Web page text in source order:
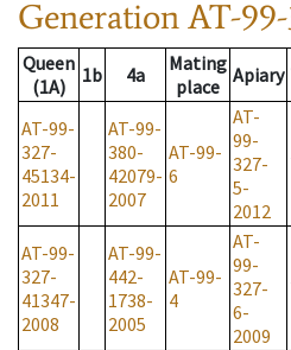
GenerationAT-99-
Queen
(1A)
1b 4a
Mating
place Apiary
AT-99-
327-
45134-
2011
AT-99-
380-
42079-
2007
AT-99-
6
AT-
99-
327-
5-
2012
AT-99-
327-
41347-
2008
AT-99-
442-
1738-
2005
AT-99-
4
AT-
99-
327-
6-
2009